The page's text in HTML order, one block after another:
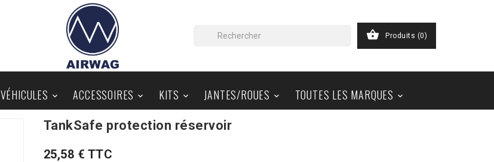
 Produits (0)

VÉHICULES 
ACCESSOIRES 
KITS 
JANTES/ROUES 
TOUTES LES MARQUES
PIÈCES AU DÉTAIL BLOG
TankSafe protection réservoir
25,58 € TTC